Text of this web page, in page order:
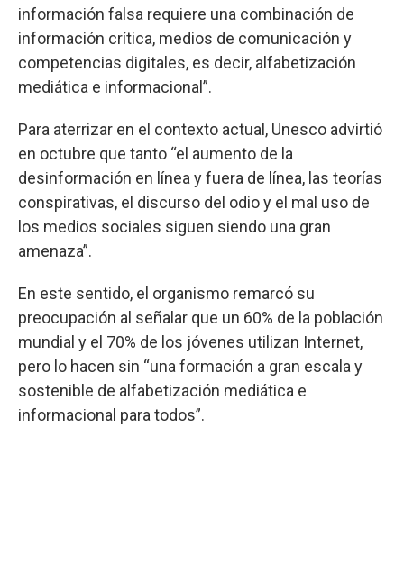
información falsa requiere una combinación de
información crítica, medios de comunicación y
competencias digitales, es decir, alfabetización
mediática e informacional”.
Para aterrizar en el contexto actual, Unesco advirtió
en octubre que tanto “el aumento de la
desinformación en línea y fuera de línea, las teorías
conspirativas, el discurso del odio y el mal uso de
los medios sociales siguen siendo una gran
amenaza”.
En este sentido, el organismo remarcó su
preocupación al señalar que un 60% de la población
mundial y el 70% de los jóvenes utilizan Internet,
pero lo hacen sin “una formación a gran escala y
sostenible de alfabetización mediática e
informacional para todos”.